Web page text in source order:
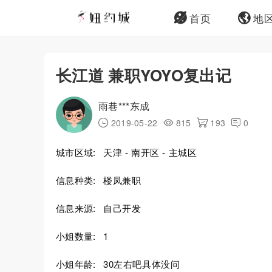
首页 地
长江道 兼职YOYO复出记
雨巷***东成
2019-05-22 815 193 0
城市区域: 天津 - 南开区 - 主城区
信息种类: 楼凤兼职
信息来源: 自己开发
小姐数量: 1
小姐年龄: 30左右吧具体没问